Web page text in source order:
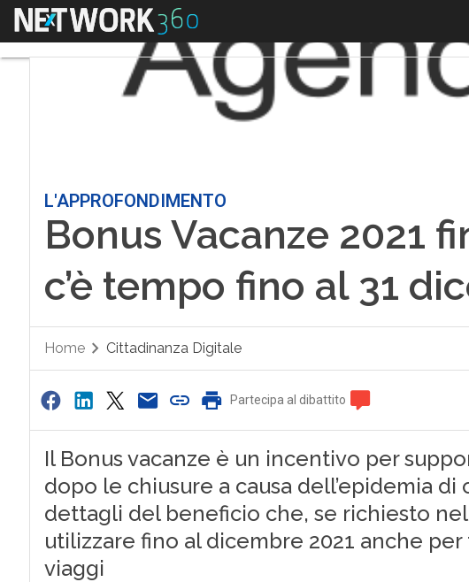
Menu
L'APPROFONDIMENTO
Bonus Vacanze 2021
c’è tempo fino al 31
Home Cittadinanza Digitale
Partecipa al dibattito
Il Bonus vacanze è un incentivo per
dopo le chiusure a causa dell’epidemia
dettagli del beneficio che, se richiesto
utilizzare fino al dicembre 2021 anche
viaggi